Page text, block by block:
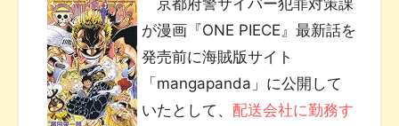
が漫画『ONE PIECE』最新話を
発売前に海賊版サイト
「mangapanda」に公開して
いたとして、 配送会社に勤務す